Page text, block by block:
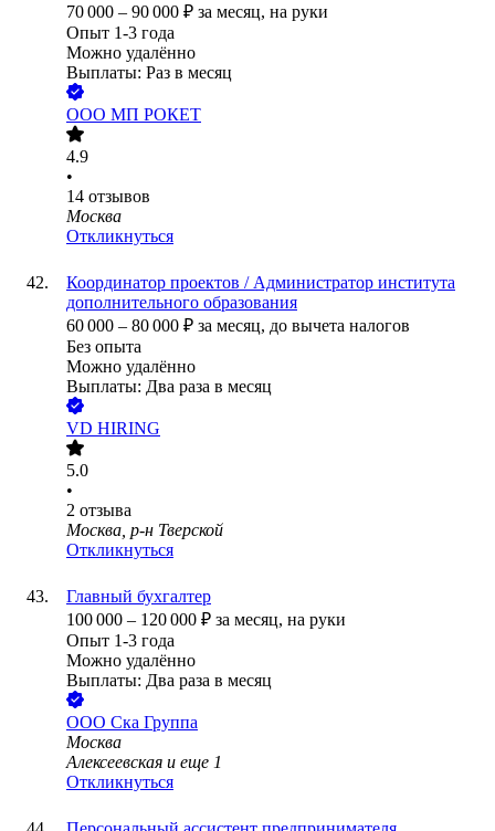
70 000 – 90 000 ₽ за месяц, на руки
Опыт 1-3 года
Можно удалённо
Выплаты: Раз в месяц
ООО МП РОКЕТ
4.9
•
14 отзывов
Москва
Откликнуться
Координатор проектов / Администратор института
дополнительного образования
60 000 – 80 000 ₽ за месяц, до вычета налогов
Без опыта
Можно удалённо
Выплаты: Два раза в месяц
VD HIRING
5.0
•
2 отзыва
Москва, р-н Тверской
Откликнуться
Главный бухгалтер
100 000 – 120 000 ₽ за месяц, на руки
Опыт 1-3 года
Можно удалённо
Выплаты: Два раза в месяц
ООО Ска Группа
Москва
Алексеевская и еще 1
Откликнуться